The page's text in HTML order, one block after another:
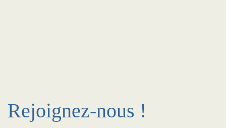
Rejoignez-nous !